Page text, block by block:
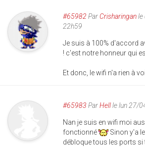
#65982 Par Crisharinganle
22h59
Je suis à 100% d'accord
! c'est notre honneur qui
Et donc, le wifi n'a rien à
#65983 ParHellle lun 27/
Nan je suis en wifi moi
fonctionné
Sinon y'a
débloque tous les ports